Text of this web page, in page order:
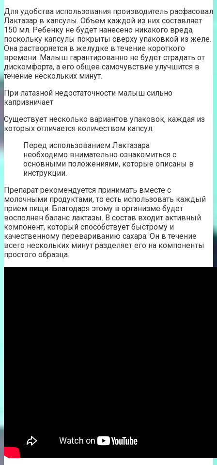
Для удобства использования производитель расфасовал
Лактазар в капсулы. Объем каждой из них составляет
150 мл. Ребенку не будет нанесено никакого вреда,
поскольку капсулы покрыты сверху упаковкой из желе.
Она растворяется в желудке в течение короткого
времени. Малыш гарантированно не будет страдать от
дискомфорта, а его общее самочувствие улучшится в
течение нескольких минут.
При латазной недостаточности малыш сильно
капризничает
Существует несколько вариантов упаковок, каждая из
которых отличается количеством капсул.
Перед использованием Лактазара
необходимо внимательно ознакомиться с
основными положениями, которые описаны в
инструкции.
Препарат рекомендуется принимать вместе с
молочными продуктами, то есть использовать каждый
прием пищи. Благодаря этому в организме будет
восполнен баланс лактазы. В состав входит активный
компонент, который способствует быстрому и
качественному перевариванию сахара. Он в течение
всего нескольких минут разделяет его на компоненты
простого образца.